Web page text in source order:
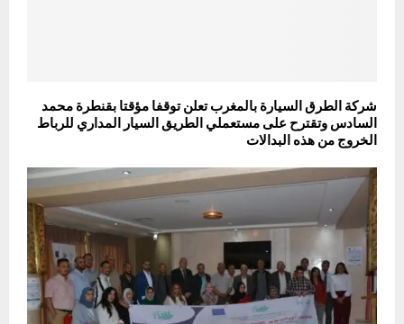
شركة الطرق السيارة بالمغرب تعلن توقفا مؤقتا بقنطرة محمد
السادس وتقترح على مستعملي الطريق السيار المداري للرباط
الخروج من هذه البدالات